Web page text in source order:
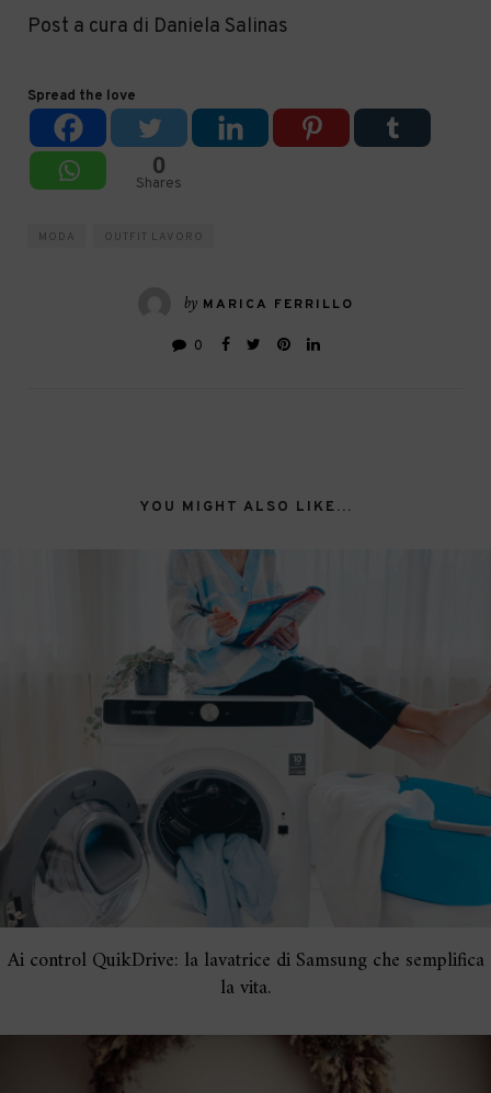
Post a cura di Daniela Salinas
Spread the love
0
Shares
MODA OUTFIT LAVORO
by MARICA FERRILLO
0
YOU MIGHT ALSO LIKE...
Ai control QuikDrive: la lavatrice di Samsung che semplifica
la vita.